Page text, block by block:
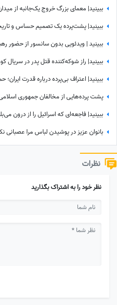
نظرات
نظر خود را به اشتراک بگذارید